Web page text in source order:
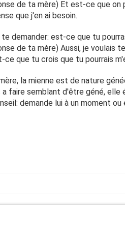
de ta mère) Et est-ce que on
que j'en ai besoin.
demander: est-ce que tu
de ta mère) Aussi, je voulais
que tu crois que tu pourrais
la mienne est de nature
a faire semblant d'être géné, elle
demande lui à un moment